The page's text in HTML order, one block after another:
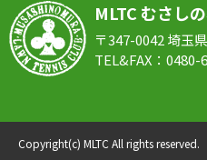
MLTC むさし
〒347-0042 埼玉
TEL&FAX：0480-
Copyright(c) MLTCAll rights reserved.